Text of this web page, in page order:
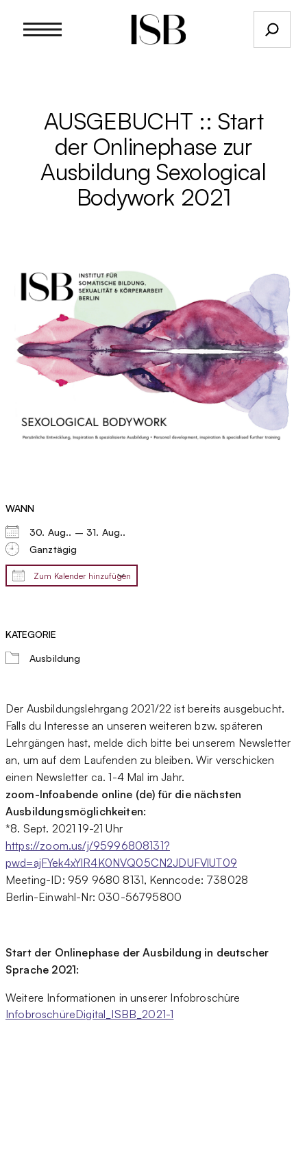
AUSGEBUCHT :: Start
der Onlinephase zur
Ausbildung Sexological
Bodywork 2021
WANN
30. Aug.. – 31. Aug..
Ganztägig
Zum Kalender hinzufügen
KATEGORIE
Ausbildung
Der Ausbildungslehrgang 2021/22 ist bereits ausgebucht.
Falls du Interesse an unseren weiteren bzw. späteren
Lehrgängen hast, melde dich bitte bei unserem Newsletter
an, um auf dem Laufenden zu bleiben. Wir verschicken
einen Newsletter ca. 1-4 Mal im Jahr.
zoom-Infoabende online (de) für die nächsten
Ausbildungsmöglichkeiten:
*8. Sept. 2021 19-21 Uhr
https://zoom.us/j/95996808131?
pwd=ajFYek4xYlR4K0NVQ05CN2JDUFVlUT09
Meeting-ID: 959 9680 8131, Kenncode: 738028
Berlin-Einwahl-Nr: 030-56795800
Start der Onlinephase der Ausbildung in deutscher
Sprache 2021:
Weitere Informationen in unserer Infobroschüre
InfobroschüreDigital_ISBB_2021-1